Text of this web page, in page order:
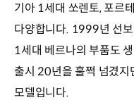
기아 1세대 쏘렌토, 포르
다양합니다. 1999년 선
1세대 베르나의 부품도
출시 20년을 훌쩍 넘겼지
모델입니다.